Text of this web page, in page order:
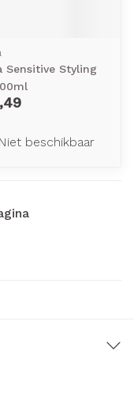
Sensitive Styling
beschikbaar
pagina